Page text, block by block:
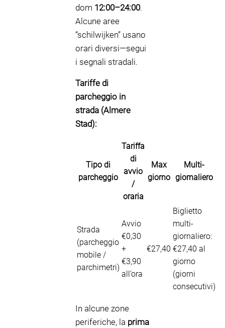
dom 12:00–24:00.
Alcune aree
“schilwijken” usano
orari diversi—segui
i segnali stradali.
Tariffe di
parcheggio in
strada (Almere
Stad):
Tipo di
parcheggio
Tariffa
di
avvio
/
oraria
Max
giorno
Multi-
giornaliero
Strada
(parcheggio
mobile /
parchimetri)
Avvio
€0,30
+
€3,90
all’ora
€27,40
Biglietto
multi-
giornaliero:
€27,40 al
giorno
(giorni
consecutivi)
In alcune zone
periferiche, la prima